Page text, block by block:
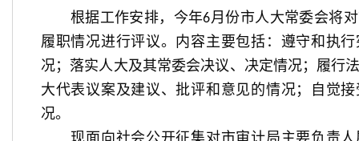
根据工作安排，今年6月份市人大常委会将
履职情况进行评议。内容主要包括：遵守和执
况；落实人大及其常委会决议、决定情况；履行
大代表议案及建议、批评和意见的情况；自觉
况。
现面向社会公开征集对市审计局主要负责